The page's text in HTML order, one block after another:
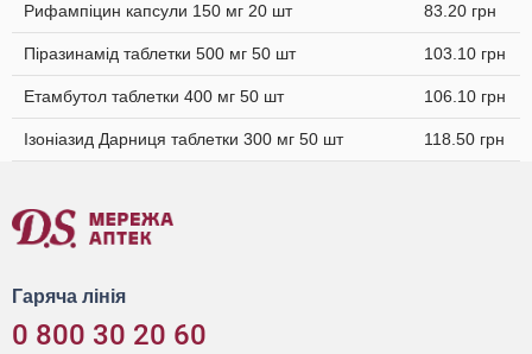
Рифампіцин капсули 150 мг 20 шт 83.20 грн
Піразинамід таблетки 500 мг 50 шт 103.10 грн
Етамбутол таблетки 400 мг 50 шт 106.10 грн
Ізоніазид Дарниця таблетки 300 мг 50 шт 118.50 грн
Гаряча лінія
0 800 30 20 60